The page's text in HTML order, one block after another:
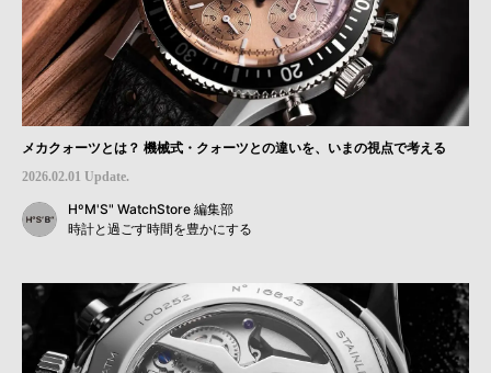
メカクォーツとは？ 機械式・クォーツとの違いを、いまの視点で考える
2026.02.01 Update.
HºM'S" WatchStore 編集部
時計と過ごす時間を豊かにする